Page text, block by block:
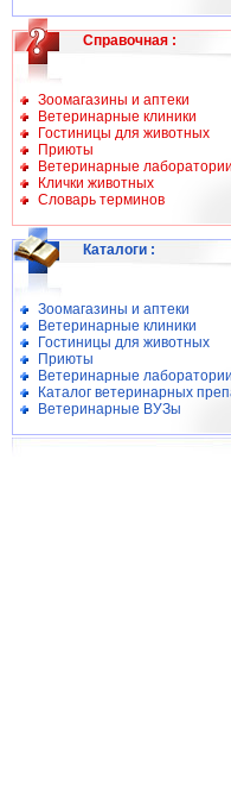
Справочная :
Зоомагазины и аптеки
Ветеринарные клиники
Гостиницы для животных
Приюты
Ветеринарные лаборатории
Клички животных
Словарь терминов
Каталоги :
Зоомагазины и аптеки
Ветеринарные клиники
Гостиницы для животных
Приюты
Ветеринарные лаборатории
Каталог ветеринарных
Ветеринарные ВУЗы